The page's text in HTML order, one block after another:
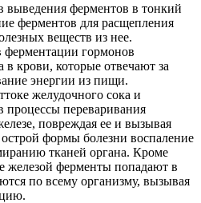
выведения ферментов в тонкий
ферментов для расщепления
веществ из нее.
ферментации гормонов
в крови, которые отвечают за
энергии из пищи.
желудочного сока и
процессы переваривания
повреждая ее и вызывая
формы болезни воспаление
тканей органа. Кроме
железой ферменты попадают в
по всему организму, вызывая